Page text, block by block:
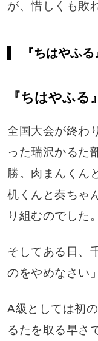
が、惜しくも敗
『ちはやふ
『ちはやふ
全国大会が終わ
った瑞沢かるた
勝。肉まんくん
机くんと奏ちゃ
り組むのでした。
そしてある日、
のをやめなさい
A級としては初
るたを取る早さ